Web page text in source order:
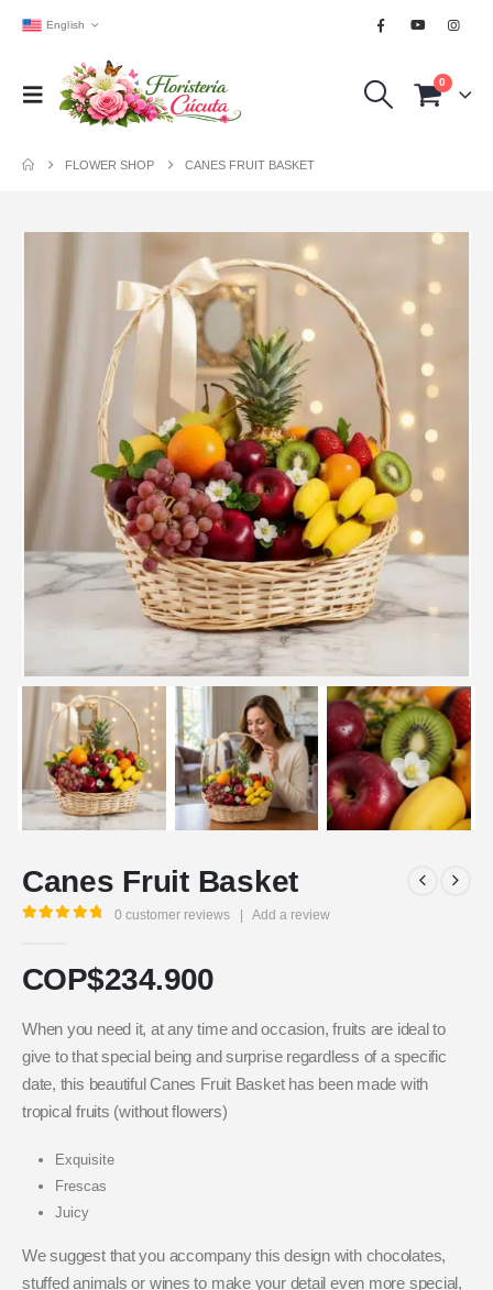
English
0
FLOWER SHOP CANES FRUIT BASKET
Canes Fruit Basket
0 customer reviews | Add a review
COP$234.900
When you need it, at any time and occasion, fruits are ideal to
give to that special being and surprise regardless of a specific
date, this beautiful Canes Fruit Basket has been made with
tropical fruits (without flowers)
Exquisite
Frescas
Juicy
We suggest that you accompany this design with chocolates,
stuffed animals or wines to make your detail even more special,